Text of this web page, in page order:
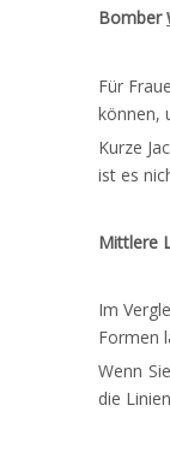
Bomber
Für
können,
Kurze
ist es
Mittlere
Im
Formen
Wenn
die